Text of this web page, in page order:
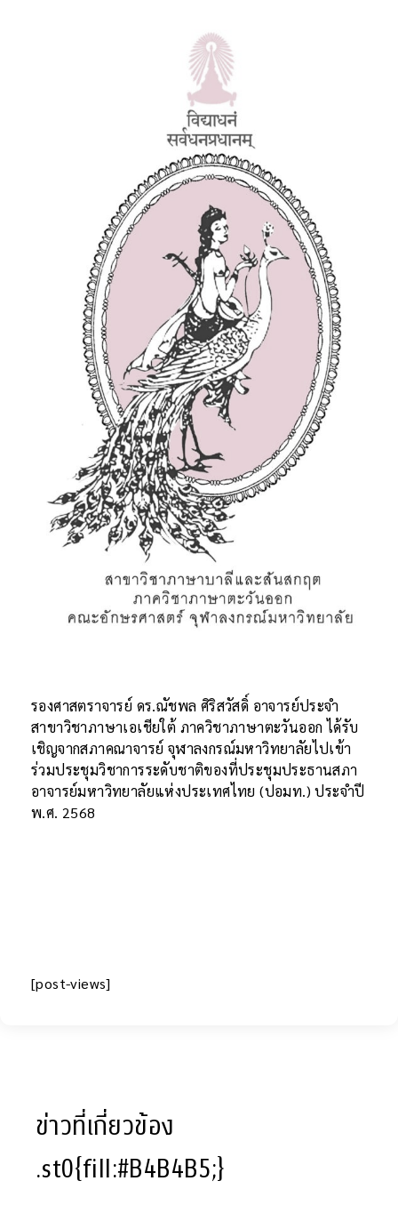
รองศาสตราจารย์ ดร.ณัชพล ศิริสวัสดิ์ อาจารย์ประจำ
สาขาวิชาภาษาเอเชียใต้ ภาควิชาภาษาตะวันออก ได้รับ
เชิญจากสภาคณาจารย์ จุฬาลงกรณ์มหาวิทยาลัยไปเข้า
ร่วมประชุมวิชาการระดับชาติของที่ประชุมประธานสภา
อาจารย์มหาวิทยาลัยแห่งประเทศไทย (ปอมท.) ประจำปี
พ.ศ. 2568
[post-views]
ข่าวที่เกี่ยวข้อง
.st0{fill:#B4B4B5;}